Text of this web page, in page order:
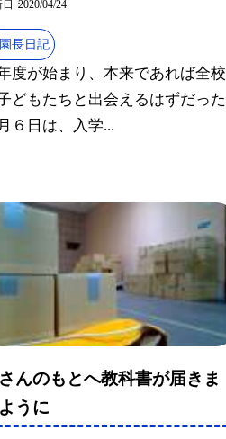
2020/04/24
長日記
度が始まり、本来であれば全校
どもたちと出会えるはずだった
６日は、入学...
んのもとへ教科書が届きま
うに